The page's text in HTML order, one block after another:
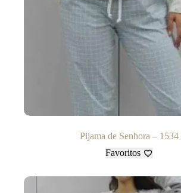
Pijama de Senhora – 1534
Favoritos